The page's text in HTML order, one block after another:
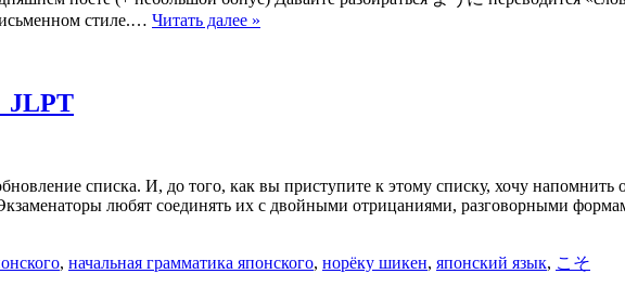
стиле.… Читать далее »
JLPT
списка. И, до того, как вы приступите к этому списку, хочу
любят соединять их с двойными отрицаниями, разговорными
, начальная грамматика японского, норёку шикен, японский язык, こそ